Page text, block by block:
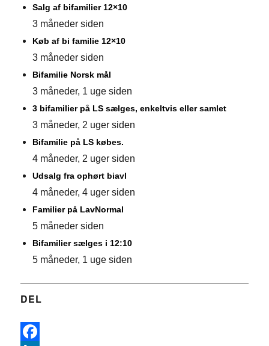
Salg af bifamilier 12×10
3 måneder siden
Køb af bi familie 12×10
3 måneder siden
Bifamilie Norsk mål
3 måneder, 1 uge siden
3 bifamilier på LS sælges, enkeltvis eller samlet
3 måneder, 2 uger siden
Bifamilie på LS købes.
4 måneder, 2 uger siden
Udsalg fra ophørt biavl
4 måneder, 4 uger siden
Familier på LavNormal
5 måneder siden
Bifamilier sælges i 12:10
5 måneder, 1 uge siden
DEL